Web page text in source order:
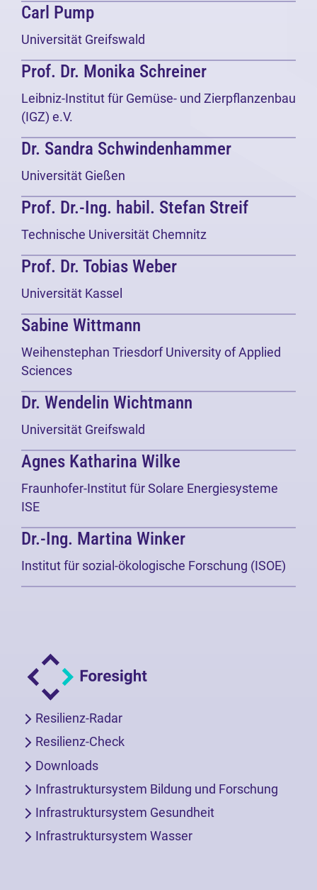
Carl Pump
Universität Greifswald
Prof. Dr. Monika Schreiner
Leibniz-Institut für Gemüse- und Zierpflanzenbau
(IGZ) e.V.
Dr. Sandra Schwindenhammer
Universität Gießen
Prof. Dr.-Ing. habil. Stefan Streif
Technische Universität Chemnitz
Prof. Dr. Tobias Weber
Universität Kassel
Sabine Wittmann
Weihenstephan Triesdorf University of Applied
Sciences
Dr. Wendelin Wichtmann
Universität Greifswald
Agnes Katharina Wilke
Fraunhofer-Institut für Solare Energiesysteme
ISE
Dr.-Ing. Martina Winker
Institut für sozial-ökologische Forschung (ISOE)
Resilienz-Radar
Resilienz-Check
Downloads
Infrastruktursystem Bildung und Forschung
Infrastruktursystem Gesundheit
Infrastruktursystem Wasser